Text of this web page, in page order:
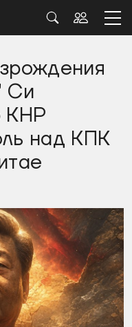
Си
КНР
над КПК